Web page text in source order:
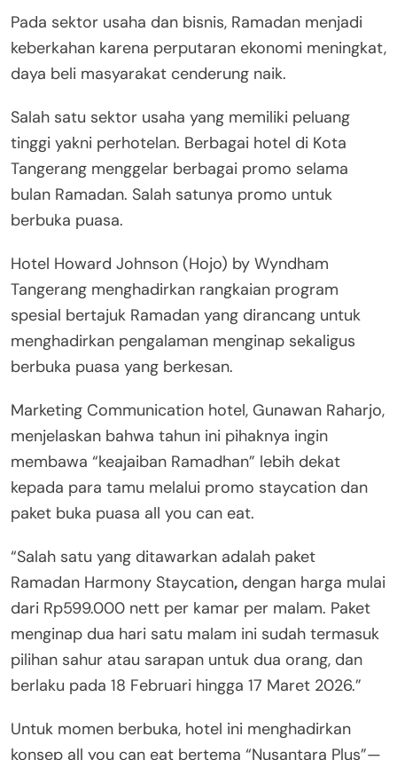
Pada sektor usaha dan bisnis, Ramadan menjadi
keberkahan karena perputaran ekonomi meningkat,
daya beli masyarakat cenderung naik.
Salah satu sektor usaha yang memiliki peluang
tinggi yakni perhotelan. Berbagai hotel di Kota
Tangerang menggelar berbagai promo selama
bulan Ramadan. Salah satunya promo untuk
berbuka puasa.
Hotel Howard Johnson (Hojo) by Wyndham
Tangerang menghadirkan rangkaian program
spesial bertajuk Ramadan yang dirancang untuk
menghadirkan pengalaman menginap sekaligus
berbuka puasa yang berkesan.
Marketing Communication hotel, Gunawan Raharjo,
menjelaskan bahwa tahun ini pihaknya ingin
membawa “keajaiban Ramadhan” lebih dekat
kepada para tamu melalui promo staycation dan
paket buka puasa all you can eat.
“Salah satu yang ditawarkan adalah paket
Ramadan Harmony Staycation, dengan harga mulai
dari Rp599.000 nett per kamar per malam. Paket
menginap dua hari satu malam ini sudah termasuk
pilihan sahur atau sarapan untuk dua orang, dan
berlaku pada 18 Februari hingga 17 Maret 2026.”
Untuk momen berbuka, hotel ini menghadirkan
konsep all you can eat bertema “Nusantara Plus”—